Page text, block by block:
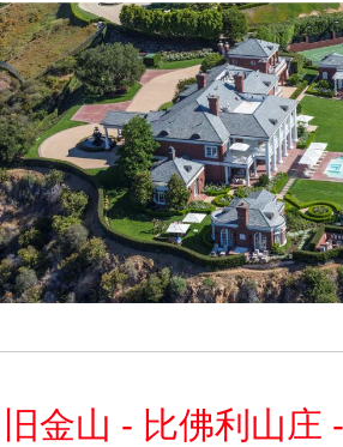
旧金山 - 比佛利山庄